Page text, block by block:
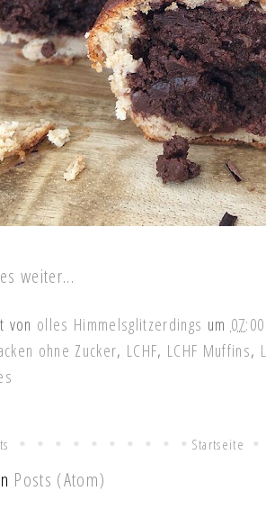
weiter...
von olles Himmelsglitzerdings um 07:00
ohne Zucker, LCHF, LCHF Muffins,
Startseite
Posts (Atom)